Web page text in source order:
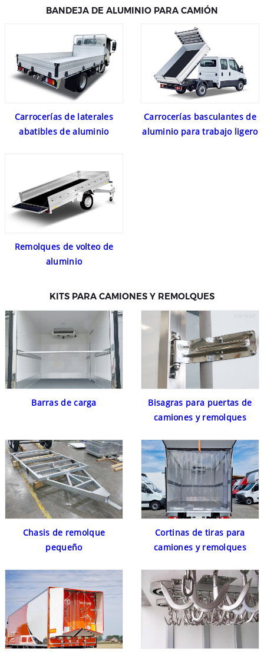
BANDEJA DE ALUMINIO PARA CAMIÓN
Carrocerías de laterales
abatibles de aluminio
Carrocerías basculantes de
aluminio para trabajo ligero
Remolques de volteo de
aluminio
KITS PARA CAMIONES Y REMOLQUES
Barras de carga
Bisagras para puertas de
camiones y remolques
Chasis de remolque
pequeño
Cortinas de tiras para
camiones y remolques